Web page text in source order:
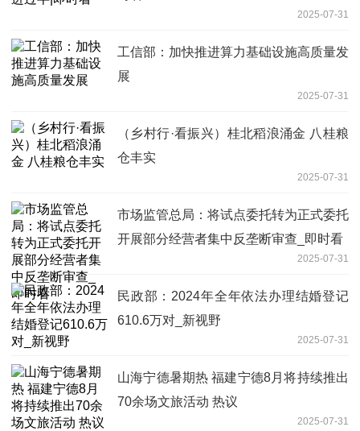
2025-07-31
工信部：加快推进算力基础设施高质量发
展
2025-07-31
（乡村行·看振兴）桂北稻浪涌金 八桂粮
仓丰实
2025-07-31
市场监管总局：将试点委托转为正式委托
开展部分经营者集中反垄断审查_即时看
2025-07-31
民政部：2024年全年依法办理结婚登记
610.6万对_新视野
2025-07-31
山海宁德暑期热 福建宁德8月将持续推出
70余场文旅活动 热议
2025-07-31